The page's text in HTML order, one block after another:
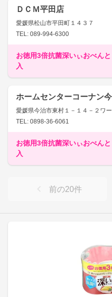
ＤＣＭ平田店
愛媛県松山市平田町１４３７
TEL: 089-994-6300
お徳用3倍抗菌深いぃおべん
入
ホームセンターコーナン
愛媛県今治市東村１－１４－２ワ
TEL: 0898-36-6061
お徳用3倍抗菌深いぃおべん
入
前の20件